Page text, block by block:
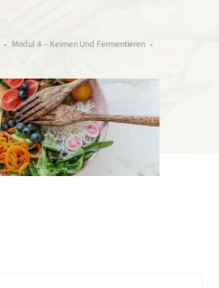
Modul 4 – Keimen Und Fermentieren